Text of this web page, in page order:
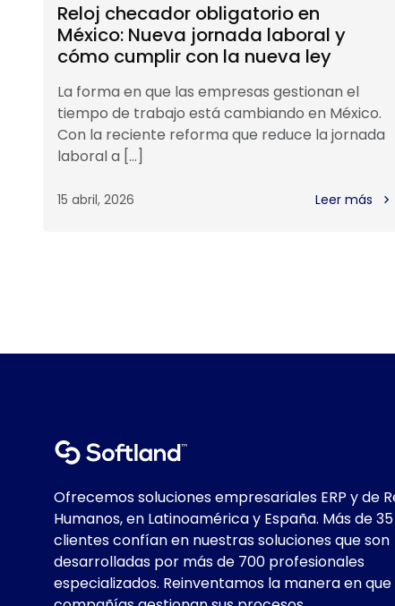
Reloj checador obligatorio en
México: Nueva jornada laboral y
cómo cumplir con la nueva ley
La forma en que las empresas gestionan el
tiempo de trabajo está cambiando en México.
Con la reciente reforma que reduce la jornada
laboral a […]
15 abril, 2026 Leer más
Ofrecemos soluciones empresariales ERP y de
Humanos, en Latinoamérica y España. Más de
clientes confían en nuestras soluciones que son
desarrolladas por más de 700 profesionales
especializados. Reinventamos la manera en que